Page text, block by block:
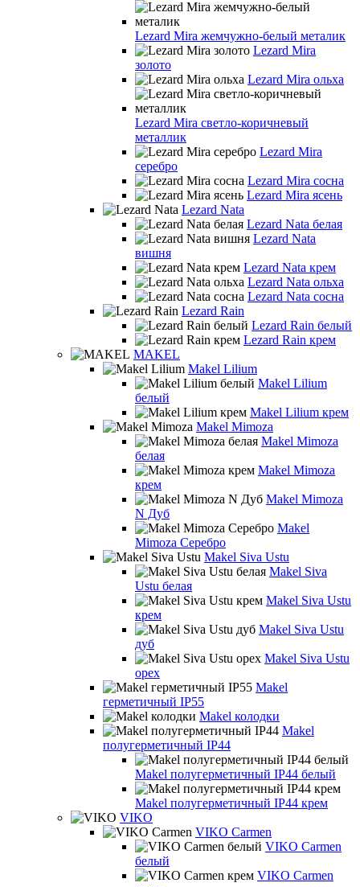
Lezard Mira жемчужно-белый металик
Lezard Mira
золото
Lezard Mira ольха
Lezard Mira светло-коричневый
металлик
Lezard Mira
серебро
Lezard Mira сосна
Lezard Mira ясень
Lezard Nata
Lezard Nata белая
Lezard Nata
вишня
Lezard Nata крем
Lezard Nata ольха
Lezard Nata сосна
Lezard Rain
Lezard Rain белый
Lezard Rain крем
MAKEL
Makel Lilium
Makel Lilium
белый
Makel Lilium крем
Makel Mimoza
Makel Mimoza
белая
Makel Mimoza
крем
Makel Mimoza
N Дуб
Makel
Mimoza Серебро
Makel Siva Ustu
Makel Siva
Ustu белая
Makel Siva Ustu
крем
Makel Siva Ustu
дуб
Makel Siva Ustu
орех
Makel
герметичный IP55
Makel колодки
Makel
полугерметичный IP44
Makel полугерметичный IP44 белый
Makel полугерметичный IP44 крем
VIKO
VIKO Carmen
VIKO Carmen
белый
VIKO Carmen